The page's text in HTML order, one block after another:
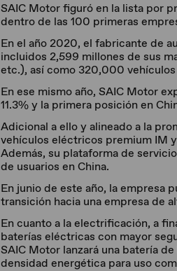
SAIC Motor figuró en la lista por
dentro de las 100 primeras
En el año 2020, el fabricante de
incluidos 2,599 millones de sus
etc.), así como 320,000
En ese mismo año, SAIC Motor
11.3% y la primera posición en
Adicional a ello y alineado a la
vehículos eléctricos premium IM
Además, su plataforma de
de usuarios en China.
En junio de este año, la empresa
transición hacia una empresa de
En cuanto a la electrificación, a
baterías eléctricas con mayor
SAIC Motor lanzará una batería
densidad energética para uso